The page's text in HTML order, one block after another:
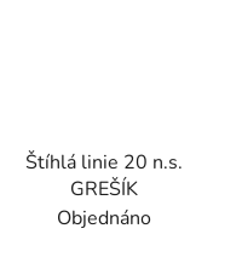
Štíhlá linie 20 n.s.
GREŠÍK
Objednáno